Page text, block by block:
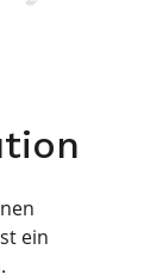
ein